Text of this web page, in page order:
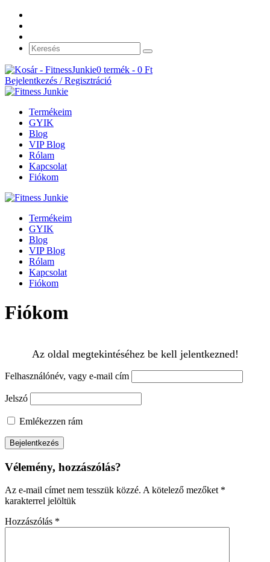
0 termék - 0 Ft
Bejelentkezés / Regisztráció
Termékeim
GYIK
Blog
VIP Blog
Rólam
Kapcsolat
Fiókom
Termékeim
GYIK
Blog
VIP Blog
Rólam
Kapcsolat
Fiókom
Fiókom
Az oldal megtekintéséhez be kell jelentkezned!
Felhasználónév, vagy e-mail cím
Jelszó
Emlékezzen rám
Vélemény, hozzászólás?
Az e-mail címet nem tesszük közzé. A kötelező mezőket *
karakterrel jelöltük
Hozzászólás *